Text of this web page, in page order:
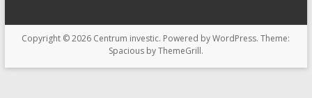
Copyright © 2026 Centrum investic. Powered byWordPress. Theme:
Spacious byThemeGrill.